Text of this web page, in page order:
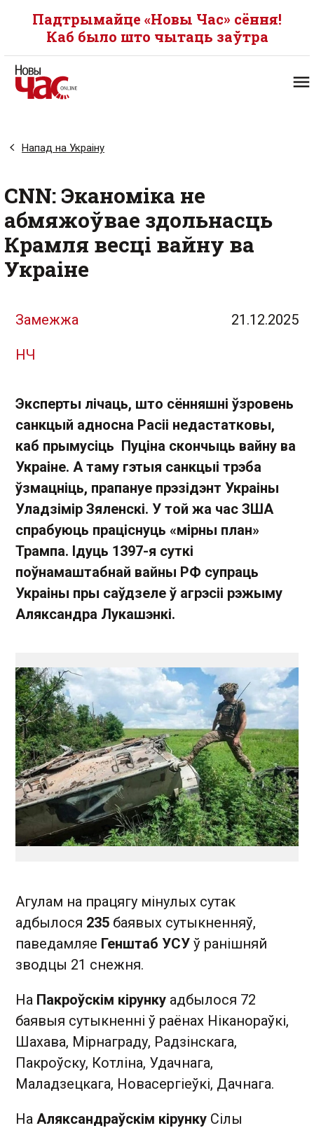
Падтрымайце «Новы Час» сёння!
Каб было што чытаць заўтра
Напад на Украіну
CNN: Эканоміка не
абмяжоўвае здольнасць
Крамля весці вайну ва
Украіне
Замежжа 21.12.2025
НЧ
Эксперты лічаць, што сённяшні ўзровень
санкцый адносна Расіі недастатковы,
каб прымусіць Пуціна скончыць вайну ва
Украіне. А таму гэтыя санкцыі трэба
ўзмацніць, прапануе прэзідэнт Украіны
Уладзімір Зяленскі. У той жа час ЗША
спрабуюць праціснуць «мірны план»
Трампа. Ідуць 1397-я суткі
поўнамаштабнай вайны РФ супраць
Украіны пры саўдзеле ў агрэсіі рэжыму
Аляксандра Лукашэнкі.
Агулам на працягу мінулых сутак
адбылося 235 баявых сутыкненняў,
паведамляе Генштаб УСУ ў ранішняй
зводцы 21 снежня.
На Пакроўскім кірунку адбылося 72
баявыя сутыкненні ў раёнах Ніканораўкі,
Шахава, Мірнаграду, Радзінскага,
Пакроўску, Котліна, Удачнага,
Маладзецкага, Новасергіеўкі, Дачнага.
На Аляксандраўскім кірунку Сілы